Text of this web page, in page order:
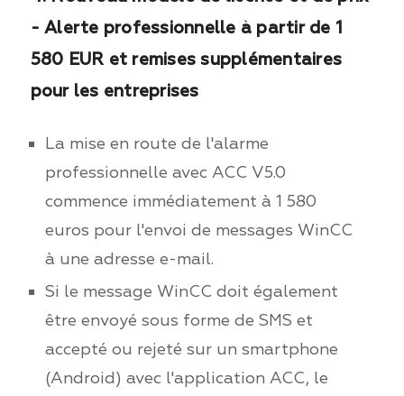
- Alerte professionnelle à partir de 1
580 EUR et remises supplémentaires
pour les entreprises
La mise en route de l'alarme
professionnelle avec ACC V5.0
commence immédiatement à 1 580
euros pour l'envoi de messages WinCC
à une adresse e-mail.
Si le message WinCC doit également
être envoyé sous forme de SMS et
accepté ou rejeté sur un smartphone
(Android) avec l'application ACC, le